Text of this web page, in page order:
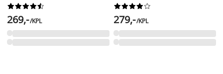






269,-/KPL






279,-/KPL